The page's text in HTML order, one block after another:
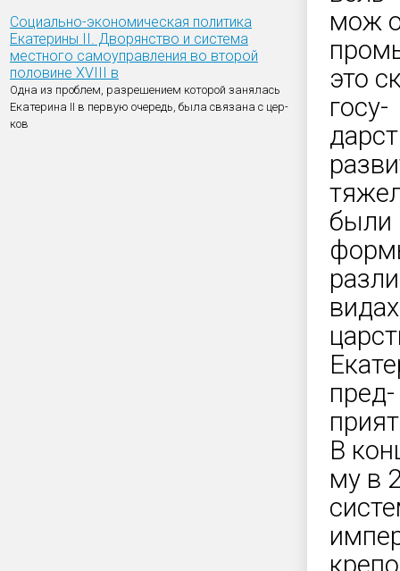
Социально-экономическая политика
Екатерины II. Дворянство и система
местного самоуправления во второй
половине XVIII в
Одна из проблем, разрешением которой занялась
Екатерина II в первую очередь, была связана с цер-
ков
мож
это
госу-
были
пред-
В
му в